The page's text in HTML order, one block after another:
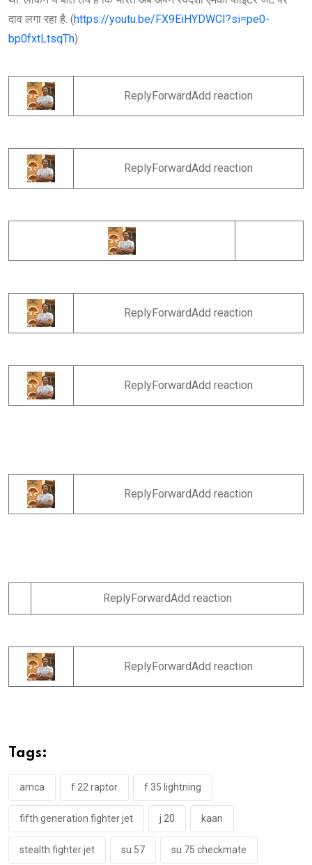
दाव लगा रहा है. (https://youtu.be/FX9EiHYDWCI?si=pe0-
bp0fxtLtsqTh)
ReplyForwardAdd reaction
ReplyForwardAdd reaction
ReplyForwardAdd reaction
ReplyForwardAdd reaction
ReplyForwardAdd reaction
ReplyForwardAdd reaction
ReplyForwardAdd reaction
Tags:
amca f 22 raptor f 35 lightning
fifth generation fighter jet j 20 kaan
stealth fighter jet su 57 su 75 checkmate